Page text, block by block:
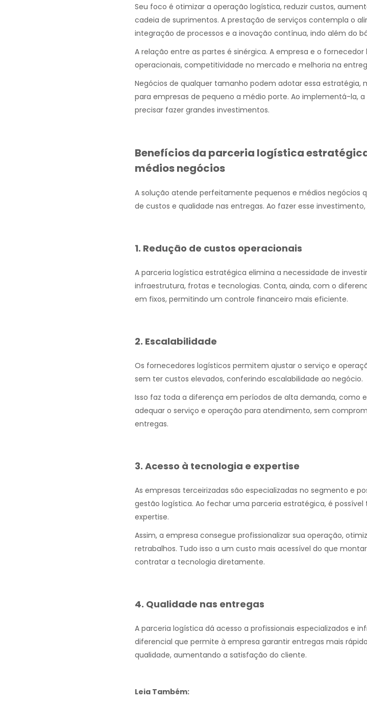
Seu foco é otimizar a operação logística, reduzir custos,
cadeia de suprimentos. A prestação de serviços contempla o
integração de processos e a inovação contínua, indo além do
A relação entre as partes é sinérgica. A empresa e o
operacionais, competitividade no mercado e melhoria na
Negócios de qualquer tamanho podem adotar essa estratégia,
para empresas de pequeno a médio porte. Ao implementá-la,
precisar fazer grandes investimentos.
Benefícios da parceria logística
médios negócios
A solução atende perfeitamente pequenos e médios negócios
de custos e qualidade nas entregas. Ao fazer esse
1. Redução de custos operacionais
A parceria logística estratégica elimina a necessidade de
infraestrutura, frotas e tecnologias. Conta, ainda, com o
em fixos, permitindo um controle financeiro mais eficiente.
2. Escalabilidade
Os fornecedores logísticos permitem ajustar o serviço e
sem ter custos elevados, conferindo escalabilidade ao negócio.
Isso faz toda a diferença em períodos de alta demanda, como
adequar o serviço e operação para atendimento, sem
entregas.
3. Acesso à tecnologia e expertise
As empresas terceirizadas são especializadas no segmento e
gestão logística. Ao fechar uma parceria estratégica, é possível
expertise.
Assim, a empresa consegue profissionalizar sua operação,
retrabalhos. Tudo isso a um custo mais acessível do que
contratar a tecnologia diretamente.
4. Qualidade nas entregas
A parceria logística dá acesso a profissionais especializados e
diferencial que permite à empresa garantir entregas mais
qualidade, aumentando a satisfação do cliente.
Leia Também: